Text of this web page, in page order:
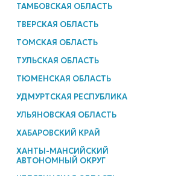
ТАМБОВСКАЯ ОБЛАСТЬ
ТВЕРСКАЯ ОБЛАСТЬ
ТОМСКАЯ ОБЛАСТЬ
ТУЛЬСКАЯ ОБЛАСТЬ
ТЮМЕНСКАЯ ОБЛАСТЬ
УДМУРТСКАЯ РЕСПУБЛИКА
УЛЬЯНОВСКАЯ ОБЛАСТЬ
ХАБАРОВСКИЙ КРАЙ
ХАНТЫ-МАНСИЙСКИЙ
АВТОНОМНЫЙ ОКРУГ